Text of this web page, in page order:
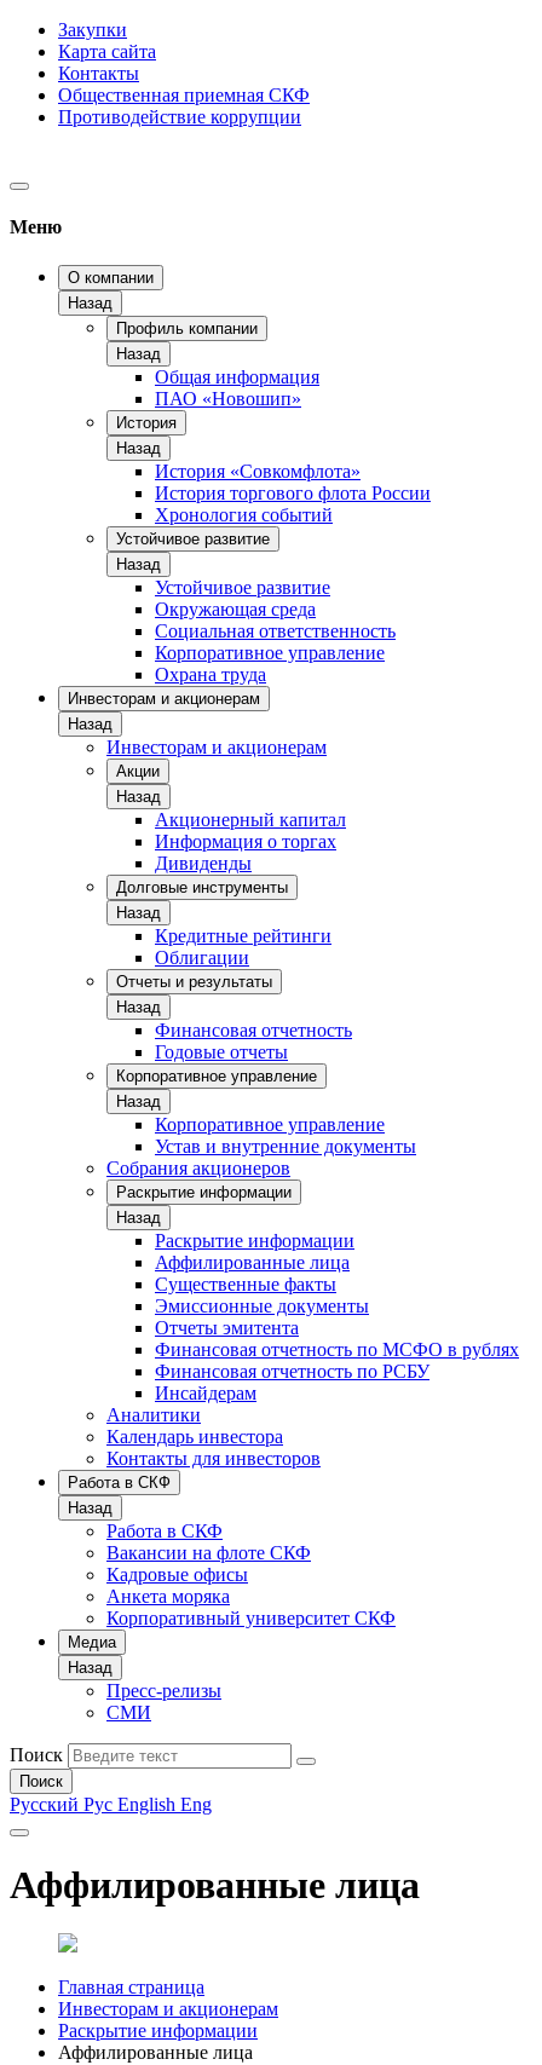
Закупки
Карта сайта
Контакты
Общественная приемная СКФ
Противодействие коррупции
Меню
О компании
Назад
Профиль компании
Назад
Общая информация
ПАО «Новошип»
История
Назад
История «Совкомфлота»
История торгового флота России
Хронология событий
Устойчивое развитие
Назад
Устойчивое развитие
Окружающая среда
Социальная ответственность
Корпоративное управление
Охрана труда
Инвесторам и акционерам
Назад
Инвесторам и акционерам
Акции
Назад
Акционерный капитал
Информация о торгах
Дивиденды
Долговые инструменты
Назад
Кредитные рейтинги
Облигации
Отчеты и результаты
Назад
Финансовая отчетность
Годовые отчеты
Корпоративное управление
Назад
Корпоративное управление
Устав и внутренние документы
Собрания акционеров
Раскрытие информации
Назад
Раскрытие информации
Аффилированные лица
Существенные факты
Эмиссионные документы
Отчеты эмитента
Финансовая отчетность по МСФО в рублях
Финансовая отчетность по РСБУ
Инсайдерам
Аналитики
Календарь инвестора
Контакты для инвесторов
Работа в СКФ
Назад
Работа в СКФ
Вакансии на флоте СКФ
Кадровые офисы
Анкета моряка
Корпоративный университет СКФ
Медиа
Назад
Пресс-релизы
СМИ
Поиск
Поиск
Русский Рус English Eng
Аффилированные лица
Главная страница
Инвесторам и акционерам
Раскрытие информации
Аффилированные лица